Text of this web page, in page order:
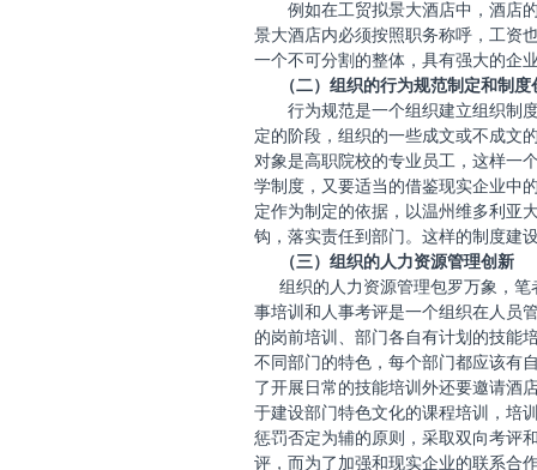
例如在工贸拟景大酒店中，酒店
景大酒店内必须按照职务称呼，工资
一个不可分割的整体，具有强大的企
（二）组织的行为规范制定和制度
行为规范是一个组织建立组织制
定的阶段，组织的一些成文或不成文
对象是高职院校的专业员工，这样一
学制度，又要适当的借鉴现实企业中
定作为制定的依据，以温州维多利亚
钩，落实责任到部门。这样的制度建
（三）组织的人力资源管理创新
组织的人力资源管理包罗万象，
事培训和人事考评是一个组织在人员
的岗前培训、部门各自有计划的技能
不同部门的特色，每个部门都应该有
了开展日常的技能培训外还要邀请酒
于建设部门特色文化的课程培训，培
惩罚否定为辅的原则，采取双向考评
评，而为了加强和现实企业的联系合